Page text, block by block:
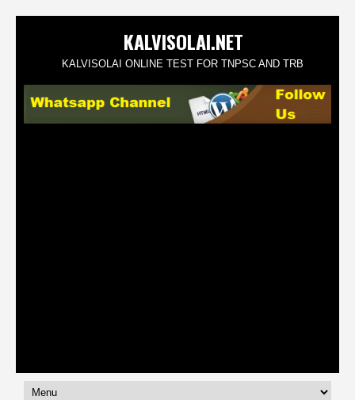
KALVISOLAI.NET
KALVISOLAI ONLINE TEST FOR TNPSC AND TRB